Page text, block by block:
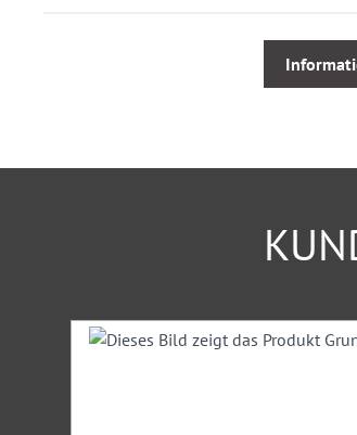
Zusammenfassung und Ausblick
Sie reduzieren Transportschäden
Produktgalerie überspringen